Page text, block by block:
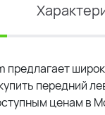
предлагает
передний
ценам в